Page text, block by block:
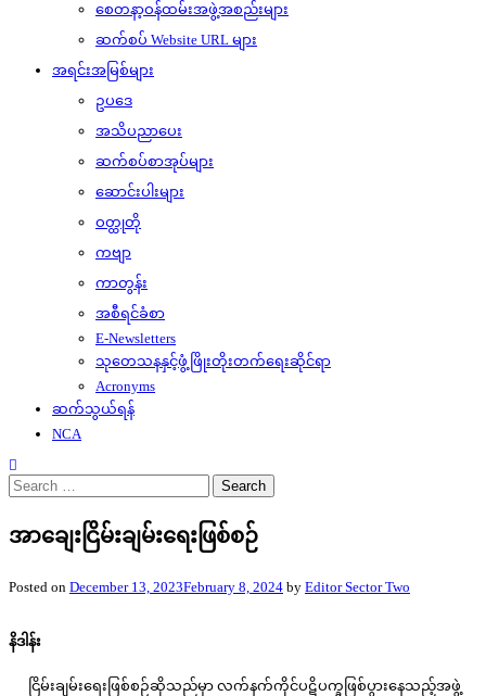
စေတနာ့ဝန်ထမ်းအဖွဲ့အစည်းများ
ဆက်စပ် Website URL များ
အရင်းအမြစ်များ
ဥပဒေ
အသိပညာပေး
ဆက်စပ်စာအုပ်များ
ဆောင်းပါးများ
ဝတ္ထုတို
ကဗျာ
ကာတွန်း
အစီရင်ခံစာ
E-Newsletters
သုတေသနနှင့်ဖွံ့ဖြိုးတိုးတက်ရေးဆိုင်ရာ
Acronyms
ဆက်သွယ်ရန်
NCA
Search
for:
အာချေးငြိမ်းချမ်းရေးဖြစ်စဉ်
Posted on December 13, 2023February 8, 2024 by Editor Sector Two
နိဒါန်း
ငြိမ်းချမ်းရေးဖြစ်စဉ်ဆိုသည်မှာ လက်နက်ကိုင်ပဋိပက္ခဖြစ်ပွားနေသည့်အဖွဲ့